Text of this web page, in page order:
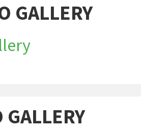
GALLERY
GALLERY